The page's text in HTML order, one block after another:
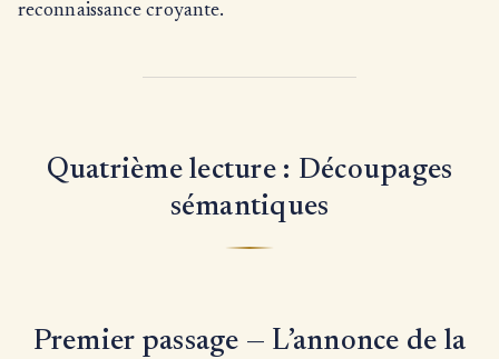
reconnaissance croyante.
Quatrième lecture : Découpages
sémantiques
Premier passage — L’annonce de la